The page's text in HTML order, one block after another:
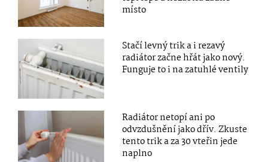
místo
Stačí levný trik a i rezavý
radiátor začne hřát jako nový.
Funguje to i na zatuhlé ventily
Radiátor netopí ani po
odvzdušnění jako dřív. Zkuste
tento trik a za 30 vteřin jede
naplno